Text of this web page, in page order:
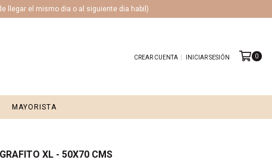
llegar el mismo dia o al siguiente dia habil)
CREAR CUENTA INICIAR SESIÓN 0
MAYORISTA
XL - 50X70 CMS